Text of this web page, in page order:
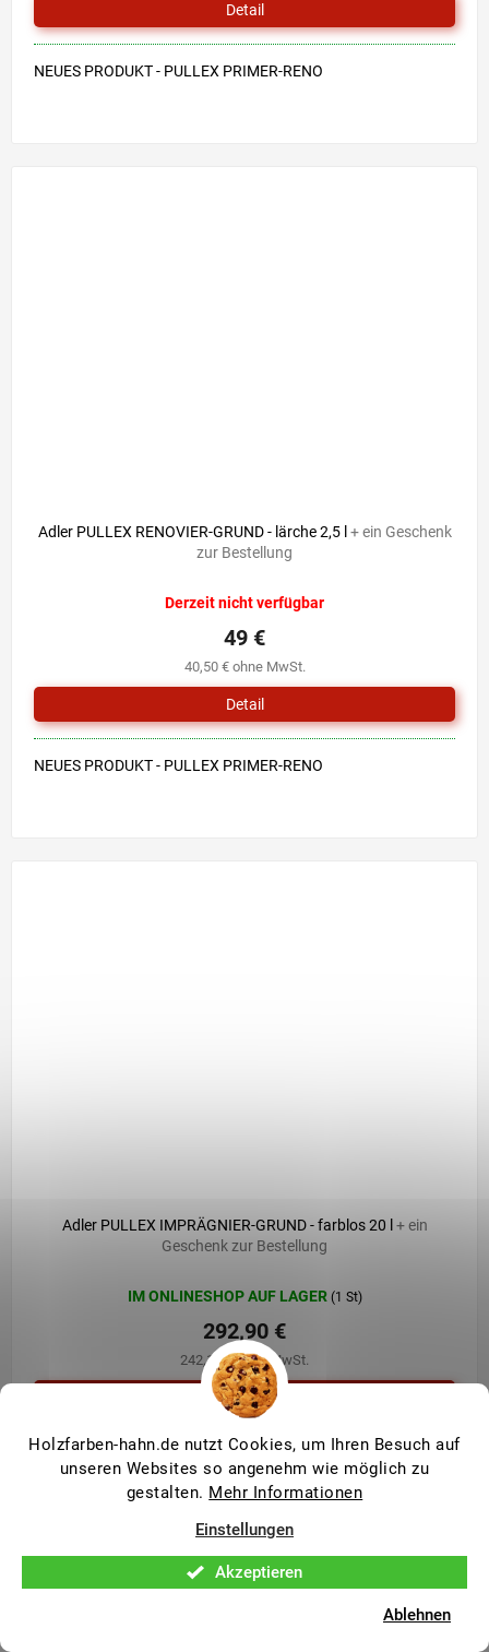
Holzfarben-hahn.de nutzt Cookies, um Ihren Besuch auf
unseren Websites so angenehm wie möglich zu
gestalten. Mehr Informationen
Einstellungen
Ablehnen
Akzeptieren
Detail
NEUES PRODUKT - PULLEX PRIMER-RENO
Adler PULLEX RENOVIER-GRUND - lärche 2,5 l+ ein Geschenk
zur Bestellung
Derzeit nicht verfügbar
40,50 € ohne MwSt.
49 €
Detail
NEUES PRODUKT - PULLEX PRIMER-RENO
Adler PULLEX IMPRÄGNIER-GRUND - farblos 20 l + ein
Geschenk zur Bestellung
IM ONLINESHOP AUF LAGER (1 St)
242,10 € ohne MwSt.
292,90 €